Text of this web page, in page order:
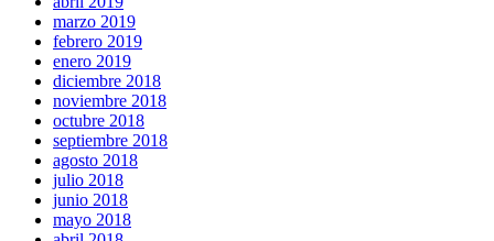
marzo 2019
febrero 2019
enero 2019
diciembre 2018
noviembre 2018
octubre 2018
septiembre 2018
agosto 2018
julio 2018
junio 2018
mayo 2018